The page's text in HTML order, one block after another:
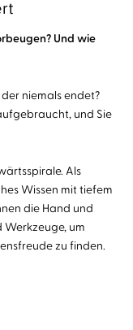
Und wie
niemals endet?
und Sie
Als
Wissen mit tiefem
die Hand und
Werkzeuge, um
zu finden.